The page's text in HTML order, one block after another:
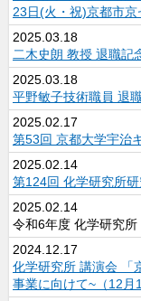
23日(火・祝)京都市
2025.03.18
二木史朗 教授 退職記
2025.03.18
平野敏子技術職員 退
2025.02.17
第53回 京都大学宇治
2025.02.14
第124回 化学研究所
2025.02.14
令和6年度 化学研究所
2024.12.17
化学研究所 講演会 「
事業に向けて~（12月